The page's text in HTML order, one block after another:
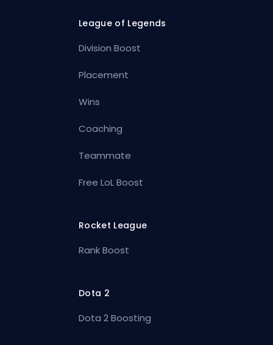
League of Legends
Division Boost
Placement
Wins
Coaching
Teammate
Free LoL Boost
Rocket League
Rank Boost
Dota 2
Dota 2 Boosting